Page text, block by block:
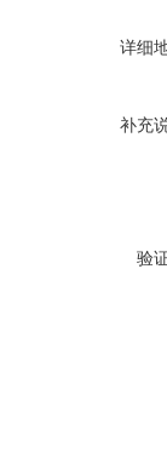
详细
补充
验